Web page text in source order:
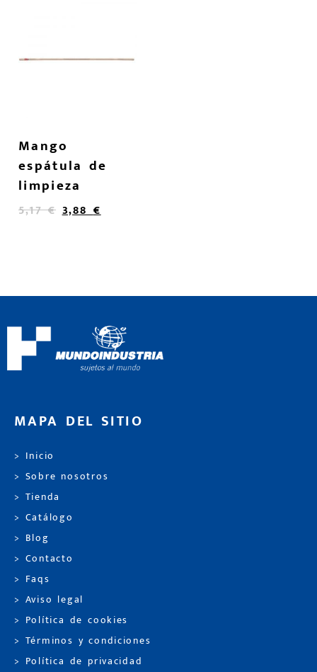
Mango
espátula de
limpieza
5,17€ 3,88€
MAPA DEL SITIO
> Inicio
> Sobre nosotros
> Tienda
> Catálogo
> Blog
> Contacto
> Faqs
> Aviso legal
> Política de cookies
> Términos y condiciones
> Política de privacidad